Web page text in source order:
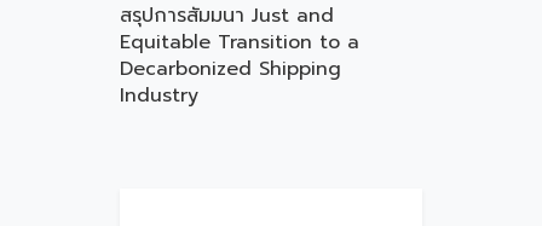
สรุปการสัมมนา Just and
Equitable Transition to a
Decarbonized Shipping
Industry